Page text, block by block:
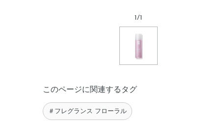
1/1
このページに関連するタグ
＃フレグランス フローラル